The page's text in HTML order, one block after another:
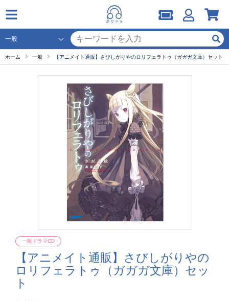
ホーム 一般 【アニメイト通販】さびしがりやのロリフェラトゥ（ガガガ文庫）セット
【アニメイト通販】さびしがりやの
ロリフェラトゥ（ガガガ文庫）セッ
ト
一般ドラマCD